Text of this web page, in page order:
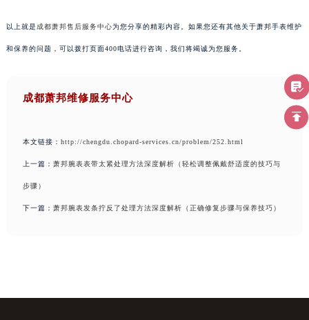
以上就是 成都萧邦售后服务中心为您分享的精彩内容。如果您还有其他关于萧邦手表维护
和保养的问题，可以拨打页面400电话进行咨询，我们将竭诚为您服务。
成都萧邦维修服务中心
本文链接： http://chengdu.chopard-services.cn/problem/252.html
上一篇： 萧邦腕表表带太紧处理方法深度解析（轻松调整佩戴舒适度的技巧与
步骤）
下一篇： 萧邦腕表发条拧反了处理方法深度解析（正确修复步骤与保养技巧）